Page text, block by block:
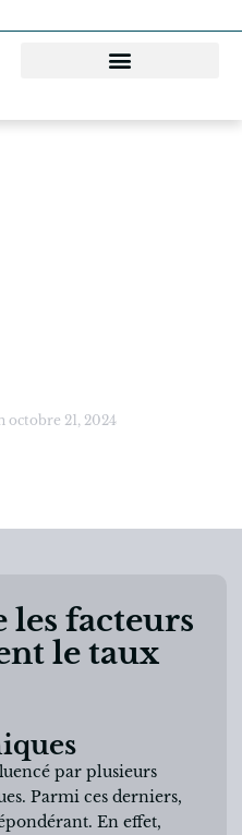
octobre 21, 2024
facteurs
le taux
par plusieurs
Parmi ces derniers,
En effet,